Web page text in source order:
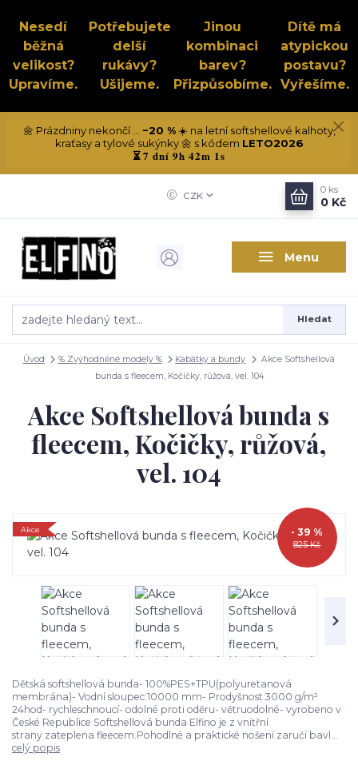
Nesedí
běžná
velikost?
Upravíme.
Potřebujete
delší
rukávy?
Ušijeme.
Jinou
kombinaci
barev?
Přizpůsobíme.
Dítě má
atypickou
postavu?
Vyřešíme.
🌼 Prázdniny nekončí ... −20 %☀️ na letní softshellové kalhoty,
kraťasy a tylové sukýnky 🌼 s kódem LETO2026
⏳7 dní 9h 42m 1s
Menu
CZK
Hledat
0 ks
0 Kč
Úvod % Zvýhodněné modely % Kabátky a bundy
Akce Softshellová
bunda s fleecem, Kočičky, růžová, vel. 104
Akce Softshellová bunda s
fleecem, Kočičky, růžová,
vel. 104
Akce
825 Kč
- 39 %
Dětská softshellová bunda- 100%PES+TPU(polyuretanová
membrána)- Vodní sloupec:10000 mm- Prodyšnost:3000 g/m²
24hod- rychleschnoucí- odolné proti oděru- větruodolné- vyrobeno v
České Republice Softshellová bunda Elfino je z vnitřní
strany zateplena fleecem.Pohodlné a praktické nošení zaručí bavl...
celý popis